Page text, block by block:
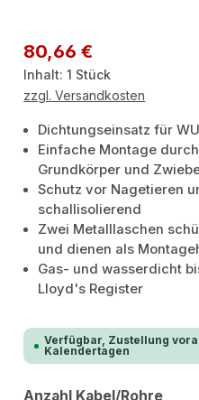
Regulärer Preis:
80,66 €
Inhalt:1 Stück
zzgl. Versandkosten
Dichtungseinsatz für
Einfache Montage
Grundkörper und
Schutz vor Nagetieren
schallisolierend
Zwei Metalllaschen
und dienen als
Gas- und wasserdicht
Lloyd's Register
Verfügbar, Zustellung
Kalendertagen
Anzahl Kabel/Rohre